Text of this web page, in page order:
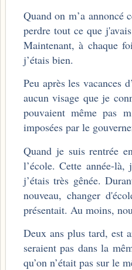
Quand on m’a annoncé
perdre tout ce que
Maintenant, à chaque
j’étais bien.
Peu après les vacances
aucun visage que je
pouvaient même pas
imposées par le
Quand je suis rentrée
l’école. Cette année-
j’étais très gênée.
nouveau, changer
présentait. Au moins,
Deux ans plus tard, est
seraient pas dans la
qu’on n’était pas sur le